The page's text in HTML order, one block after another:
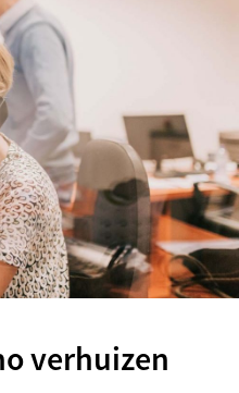
verhuizen